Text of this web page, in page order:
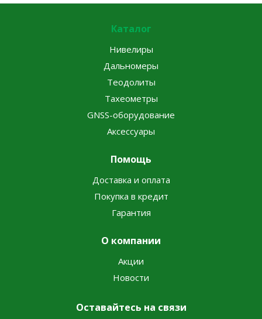
Каталог
Нивелиры
Дальномеры
Теодолиты
Тахеометры
GNSS-оборудование
Аксессуары
Помощь
Доставка и оплата
Покупка в кредит
Гарантия
О компании
Акции
Новости
Оставайтесь на связи